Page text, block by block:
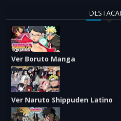
Ver Boruto Manga
Ver Naruto Shippuden Latino